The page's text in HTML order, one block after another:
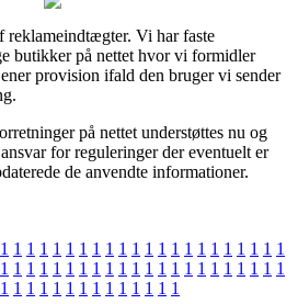
reklameindtægter. Vi har faste
butikker på nettet hvor vi formidler
provision ifald den bruger vi sender
på nettet understøttes nu og
for reguleringer der eventuelt er
de anvendte informationer.
1 1 1 1 1 1 1 1 1 1 1 1 1 1 1 1 1 1 1 1 1 1
1 1 1 1 1 1 1 1 1 1 1 1 1 1 1 1 1 1 1 1 1 1
1 1 1 1 1 1 1 1 1 1 1 1 1 1